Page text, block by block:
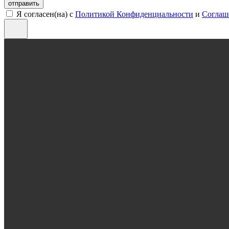
отправить
Я согласен(на) с Политикой Конфиденциальности и